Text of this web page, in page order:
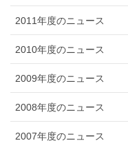
2011年度のニュース
2010年度のニュース
2009年度のニュース
2008年度のニュース
2007年度のニュース